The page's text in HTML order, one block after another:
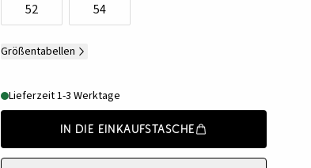
52 54
Größentabellen
Lieferzeit 1-3 Werktage
In die Einkaufstasche